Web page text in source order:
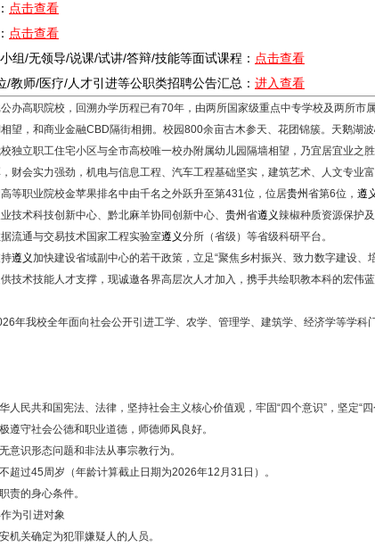
点击查看
点击查看
组/无领导/说课/试讲/答辩/技能等面试课程： 点击查看
/教师/医疗/人才引进等公职类招聘公告汇总： 进入查看
办高职院校，回溯办学历程已有70年，由两所国家级重点中专学校及两所市
望，和商业金融CBD隔街相拥。校园800余亩古木参天、花团锦簇。天鹅湖
独立职工住宅小区与全市高校唯一校办附属幼儿园隔墙相望，乃宜居宜业之胜
财会实力强劲，机电与信息工程、汽车工程基础坚实，建筑艺术、人文专业
等职业院校金苹果排名中由千名之外跃升至第431位，位居贵州省第6位， 遵
技术科技创新中心、黔北麻羊协同创新中心、 贵州省遵义辣椒种质资源保护
流通与交易技术国家工程实验室遵义分所（省级）等省级科研平台。
遵义加快建设省域副中心的若干政策，立足“聚焦乡村振兴、致力数字建设、
技术技能人才支撑，现诚邀各界高层次人才加入，携手共绘职教本科的宏伟
年我校全年面向社会公开引进工学、农学、管理学、建筑学、经济学等学科
民共和国宪法、法律，坚持社会主义核心价值观，牢固“四个意识”，坚定“四
遵守社会公德和职业道德，师德师风良好。
意识形态问题和非法从事宗教行为。
超过45周岁（年龄计算截止日期为2026年12月31日）。
责的身心条件。
为引进对象
机关确定为犯罪嫌疑人的人员。